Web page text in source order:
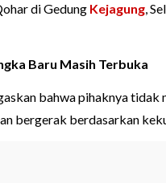
di Gedung Kejagung,
Baru Masih Terbuka
bahwa pihaknya tidak
bergerak berdasarkan